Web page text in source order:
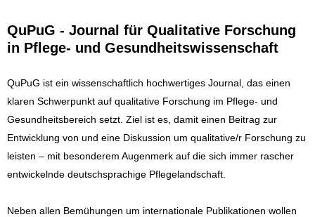
QuPuG - Journal für Qualitative Forschung
in Pflege- und Gesundheitswissenschaft
QuPuG ist ein wissenschaftlich hochwertiges Journal, das einen
klaren Schwerpunkt auf qualitative Forschung im Pflege- und
Gesundheitsbereich setzt. Ziel ist es, damit einen Beitrag zur
Entwicklung von und eine Diskussion um qualitative/r Forschung zu
leisten – mit besonderem Augenmerk auf die sich immer rascher
entwickelnde deutschsprachige Pflegelandschaft.
Neben allen Bemühungen um internationale Publikationen wollen